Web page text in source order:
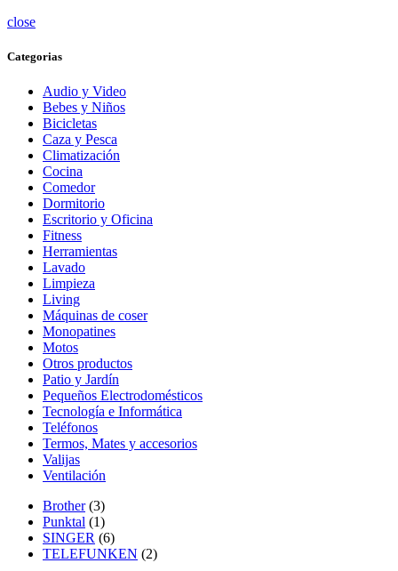
close
Categorias
Audio y Video
Bebes y Niños
Bicicletas
Caza y Pesca
Climatización
Cocina
Comedor
Dormitorio
Escritorio y Oficina
Fitness
Herramientas
Lavado
Limpieza
Living
Máquinas de coser
Monopatines
Motos
Otros productos
Patio y Jardín
Pequeños Electrodomésticos
Tecnología e Informática
Teléfonos
Termos, Mates y accesorios
Valijas
Ventilación
Brother (3)
Punktal (1)
SINGER (6)
TELEFUNKEN (2)